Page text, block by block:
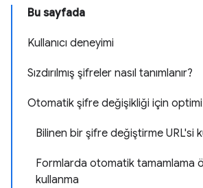
Bu sayfada
Kullanıcı deneyimi
Sızdırılmış şifreler nasıl tanımlanır?
Otomatik şifre değişikliği için
Bilinen bir şifre değiştirme URL'si
Formlarda otomatik tamamlama
kullanma